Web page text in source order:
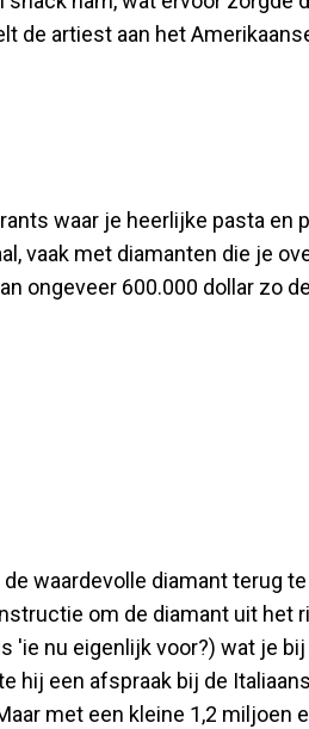
de artiest aan het
waar je heerlijke pasta en
vaak met diamanten die je
ongeveer 600.000 dollar zo
waardevolle diamant terug te
om de diamant uit het
nu eigenlijk voor?) wat je
hij een afspraak bij de
met een kleine 1,2 miljoen